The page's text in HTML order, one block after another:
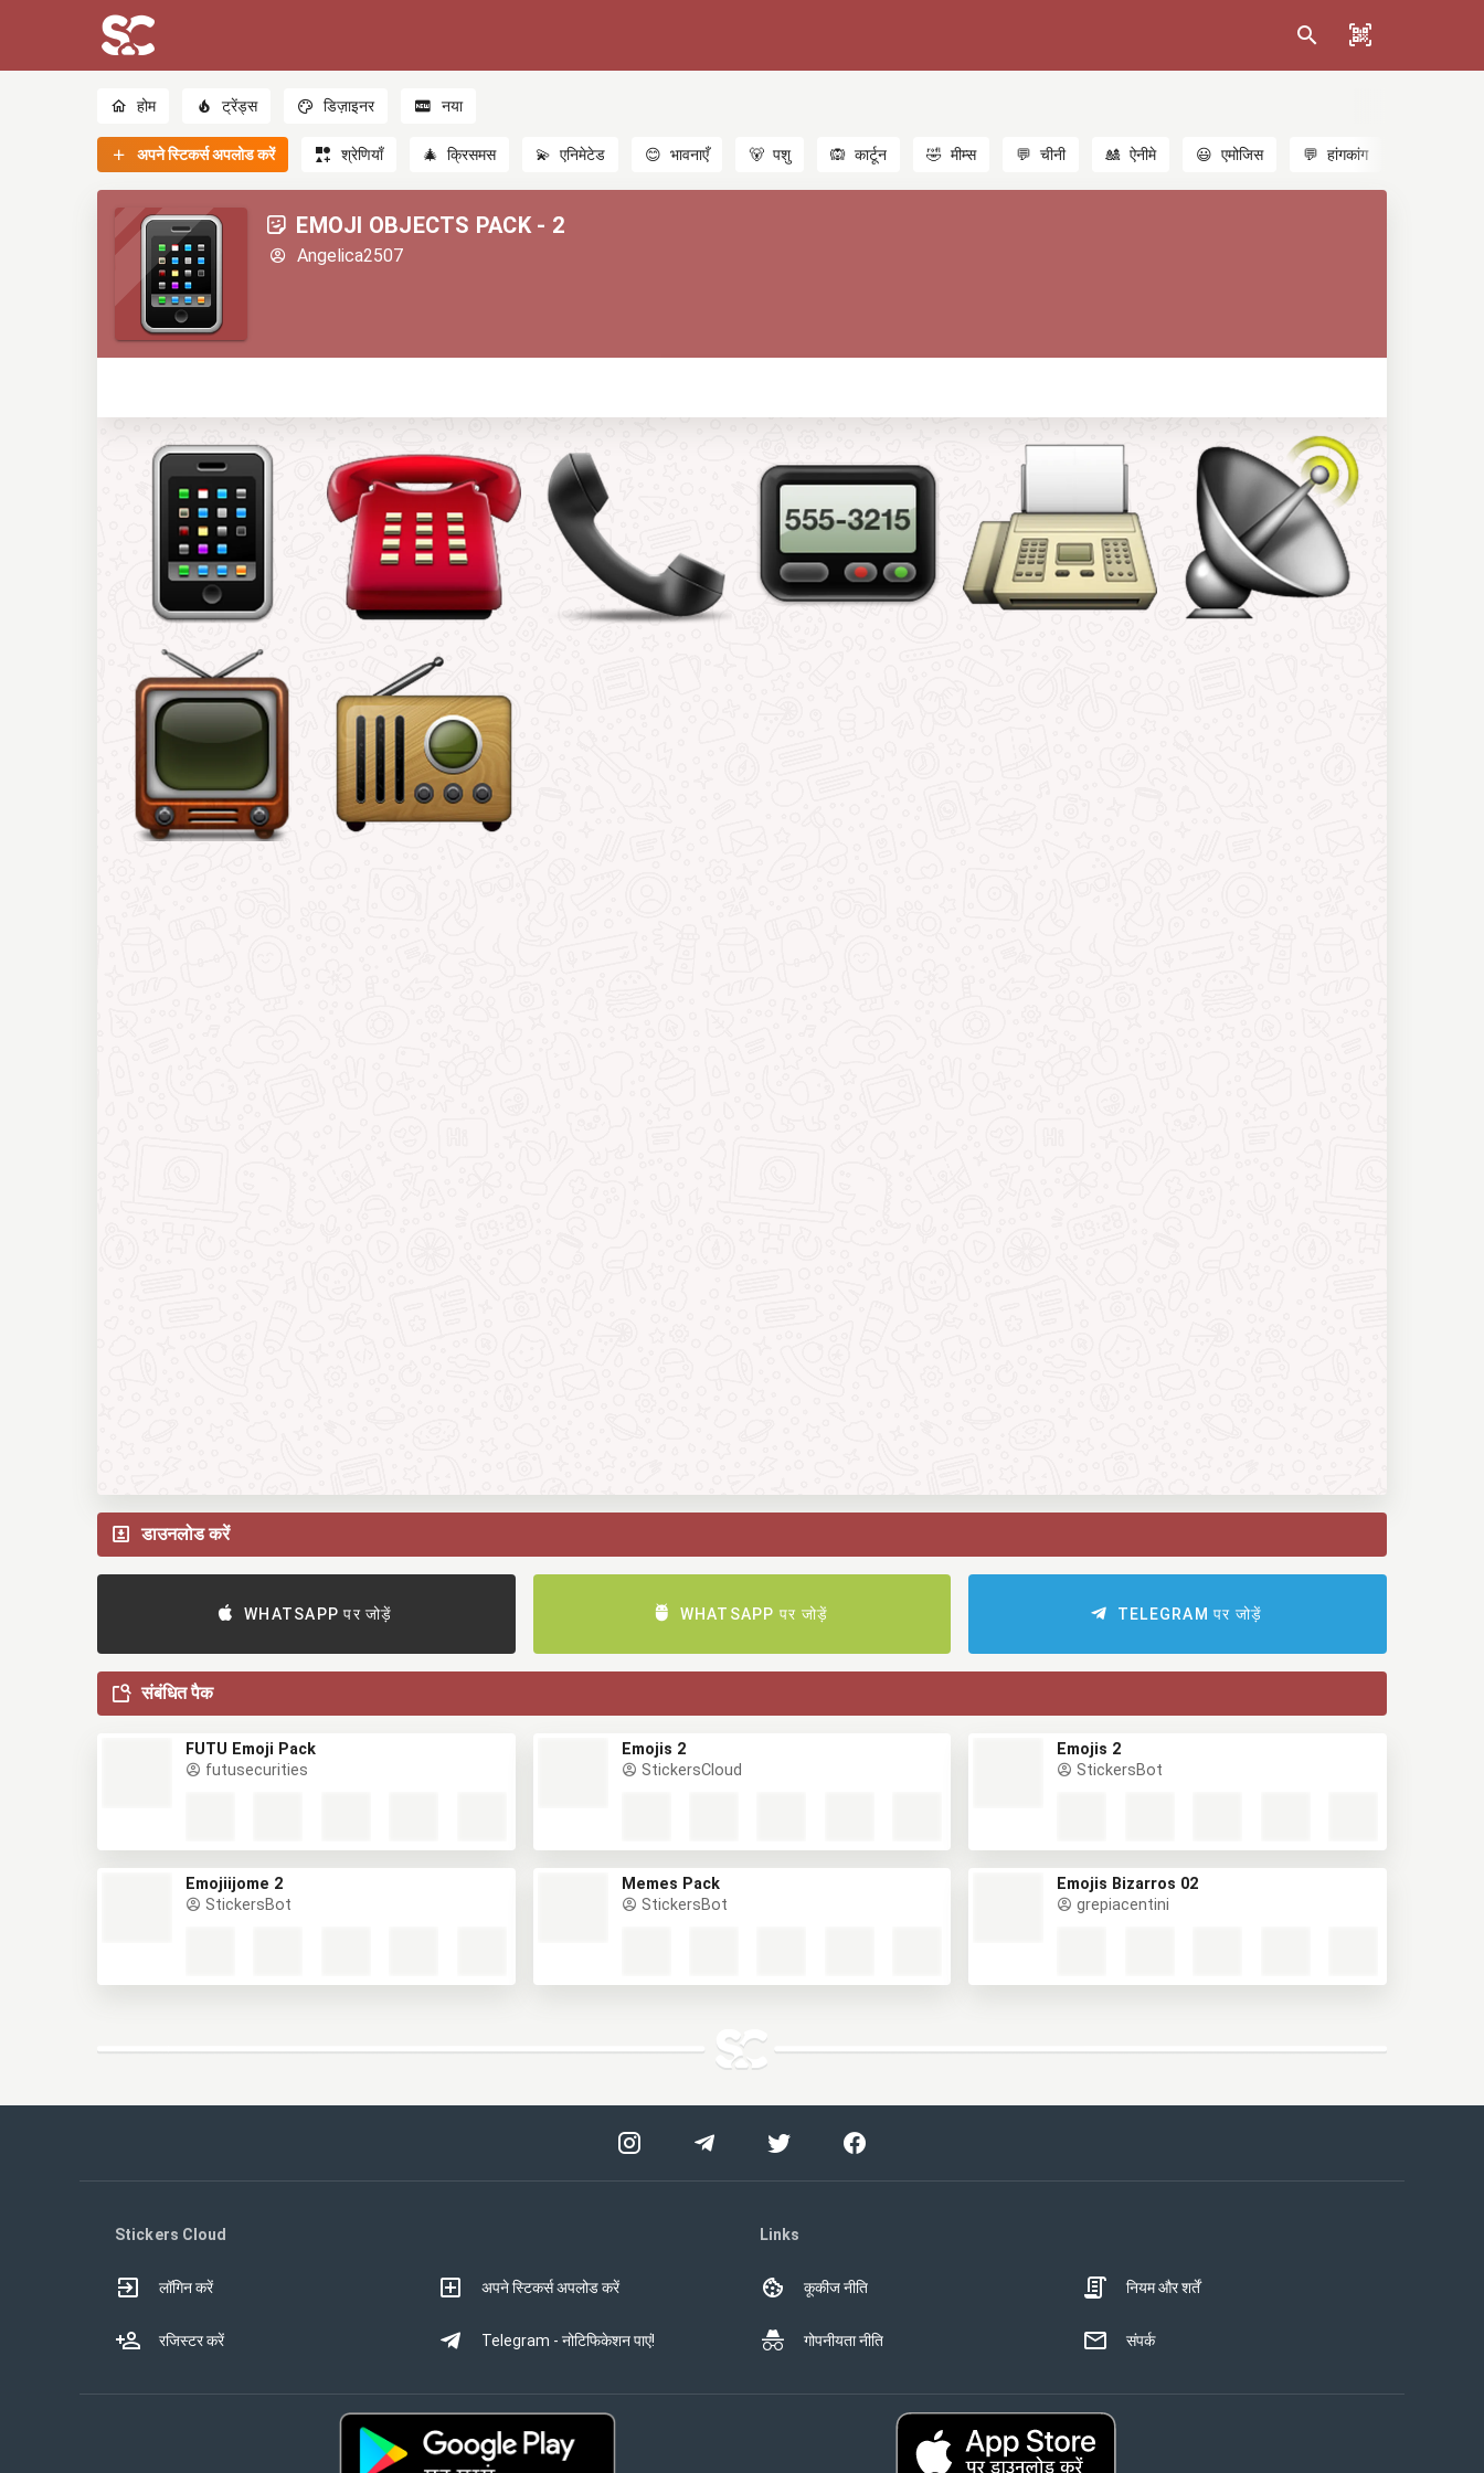
होम ट्रेंड्स डिज़ाइनर नया
अपने स्टिकर्स अपलोड करें श्रेणियाँ 🎄 क्रिसमस 💫 एनिमेटेड 😊 भावनाएँ 🐻 पशु 🙉 कार्टून 🤣 मीम्स 💬 चीनी 🎎 ऐनीमे 😃 एमोजिस 💬 हांगकांग
EMOJI OBJECTS PACK - 2
Angelica2507
डाउनलोड करें
WHATSAPP पर जोड़ें WHATSAPP पर जोड़ें TELEGRAM पर जोड़ें
संबंधित पैक
FUTU Emoji Pack
futusecurities
Emojis 2
StickersCloud
Emojis 2
StickersBot
Emojiijome 2
StickersBot
Memes Pack
StickersBot
Emojis Bizarros 02
grepiacentini
Stickers Cloud
लॉगिन करें
रजिस्टर करें
अपने स्टिकर्स अपलोड करें
Telegram - नोटिफिकेशन पाएं!
Links
कूकीज नीति
गोपनीयता नीति
नियम और शर्तें
संपर्क